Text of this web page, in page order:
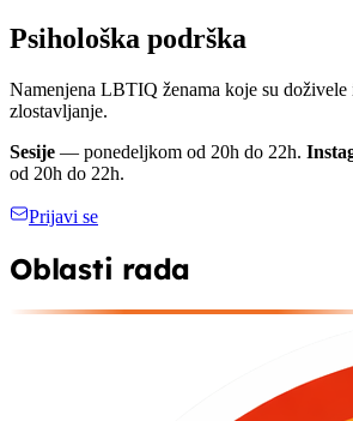
Psihološka podrška
Namenjena LBTIQ ženama koje su
zlostavljanje.
Sesije — ponedeljkom od 20h do 22h.
od 20h do 22h.
Prijavi se
Oblasti rada